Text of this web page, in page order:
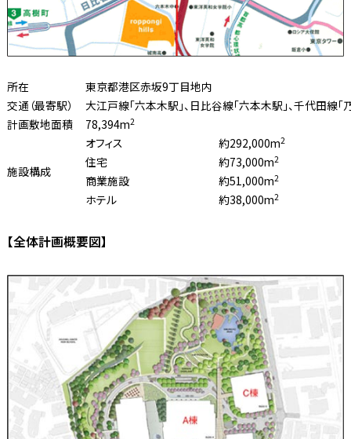
所在
東京都港区赤坂9丁目地内
交通（最寄駅）
大江戸線「六本木駅」、日比谷線「六本木駅」、千代田線「
計画敷地面積
78,394m2
施設構成
オフィス 約292,000m2
住宅 約73,000m2
商業施設 約51,000m2
ホテル 約38,000m2
【全体計画概要図】